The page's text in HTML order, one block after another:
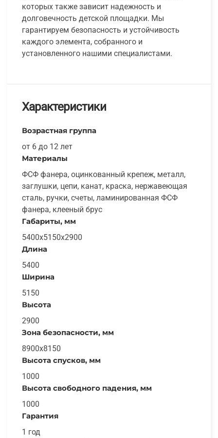
которых также зависит надежность и
долговечность детской площадки. Мы
гарантируем безопасность и устойчивость
каждого элемента, собранного и
установленного нашими специалистами.
Характеристики
Возрастная группа
от 6 до 12 лет
Материалы
ФСФ фанера, оцинкованный крепеж, металл,
заглушки, цепи, канат, краска, нержавеющая
сталь, ручки, счеты, ламинированная ФСФ
фанера, клееный брус
Габариты, мм
5400х5150х2900
Длина
5400
Ширина
5150
Высота
2900
Зона безопасности, мм
8900x8150
Высота спусков, мм
1000
Высота свободного падения, мм
1000
Гарантия
1 год